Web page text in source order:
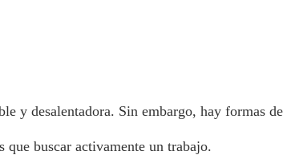
y desalentadora. Sin embargo, hay formas de
buscar activamente un trabajo.